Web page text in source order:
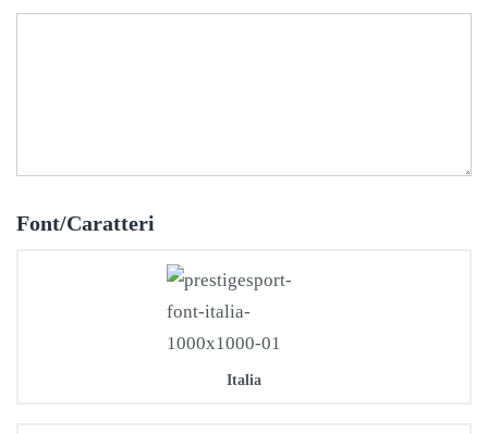
Font/Caratteri
Italia